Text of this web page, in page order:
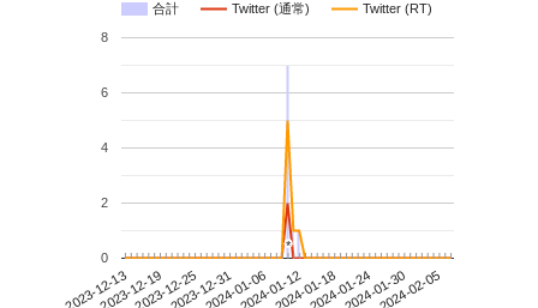
合計 Twitter (通常) Twitter (RT)
2023-12-132023-12-192023-12-252023-12-312024-01-062024-01-122024-01-182024-01-242024-01-302024-02-05
0
2
4
6
8
*
*